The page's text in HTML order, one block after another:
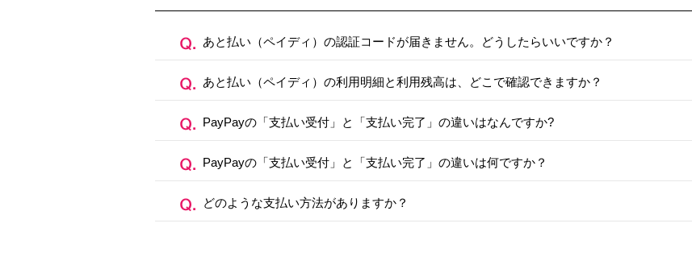
あと払い（ペイディ）の認証コードが届きません。どうしたらいいですか？
あと払い（ペイディ）の利用明細と利用残高は、どこで確認できますか？
PayPayの「支払い受付」と「支払い完了」の違いはなんですか?
PayPayの「支払い受付」と「支払い完了」の違いは何ですか？
どのような支払い方法がありますか？